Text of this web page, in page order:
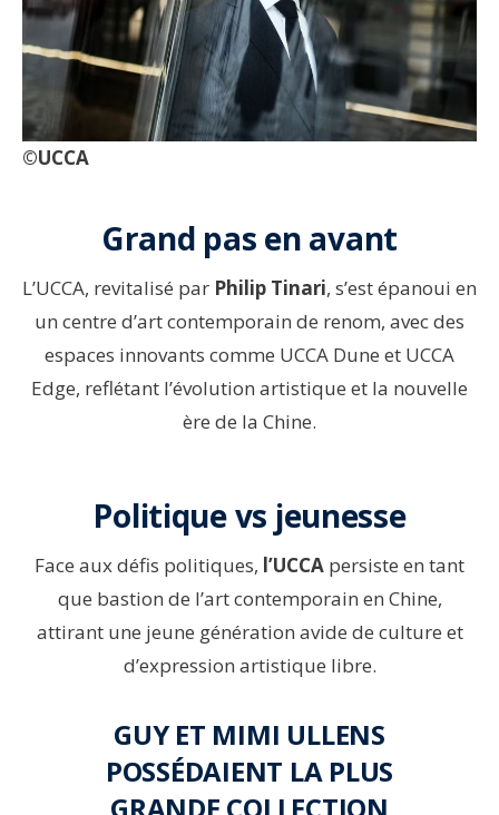
©UCCA
Grand pas en avant
L’UCCA, revitalisé par Philip Tinari, s’est épanoui en
un centre d’art contemporain de renom, avec des
espaces innovants comme UCCA Dune et UCCA
Edge, reflétant l’évolution artistique et la nouvelle
ère de la Chine.
Politique vs jeunesse
Face aux défis politiques, l’UCCA persiste en tant
que bastion de l’art contemporain en Chine,
attirant une jeune génération avide de culture et
d’expression artistique libre.
GUY ET MIMI ULLENS
POSSÉDAIENT LA PLUS